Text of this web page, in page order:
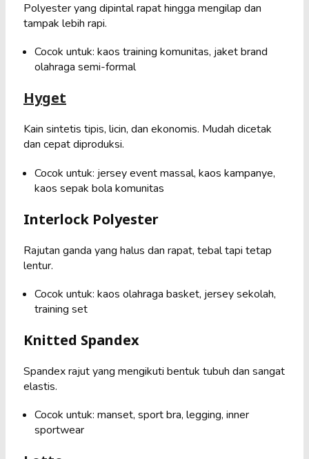
Polyester yang dipintal rapat hingga mengilap dan
tampak lebih rapi.
Cocok untuk: kaos training komunitas, jaket brand
olahraga semi-formal
Hyget
Kain sintetis tipis, licin, dan ekonomis. Mudah dicetak
dan cepat diproduksi.
Cocok untuk: jersey event massal, kaos kampanye,
kaos sepak bola komunitas
Interlock Polyester
Rajutan ganda yang halus dan rapat, tebal tapi tetap
lentur.
Cocok untuk: kaos olahraga basket, jersey sekolah,
training set
Knitted Spandex
Spandex rajut yang mengikuti bentuk tubuh dan sangat
elastis.
Cocok untuk: manset, sport bra, legging, inner
sportwear